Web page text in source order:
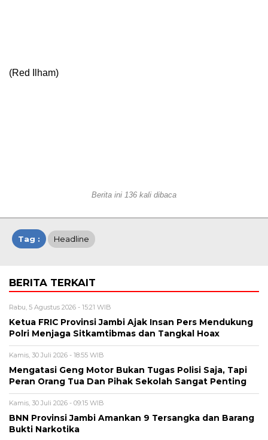
(Red Ilham)
Berita ini 136 kali dibaca
Tag : Headline
BERITA TERKAIT
Rabu, 5 Agustus 2026 - 15:21 WIB
Ketua FRIC Provinsi Jambi Ajak Insan Pers Mendukung
Polri Menjaga Sitkamtibmas dan Tangkal Hoax
Kamis, 30 Juli 2026 - 18:55 WIB
Mengatasi Geng Motor Bukan Tugas Polisi Saja, Tapi
Peran Orang Tua Dan Pihak Sekolah Sangat Penting
Kamis, 30 Juli 2026 - 09:15 WIB
BNN Provinsi Jambi Amankan 9 Tersangka dan Barang
Bukti Narkotika